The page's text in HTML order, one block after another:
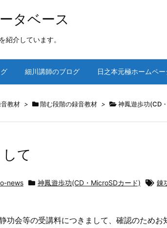
タベース
紹介しています。
細川講師のブログ 日之本元極ホームペー
教材 > 階む段階の録音教材 > 神鳳遊歩功(CD
て
news 神鳳遊歩功(CD・MicroSDカード) 錬
功会等の受講料につきまして、確認のため